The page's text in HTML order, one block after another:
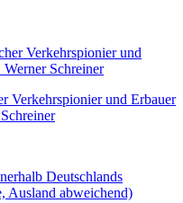
Verkehrspionier und Erbauer
Deutschlands
Ausland abweichend)